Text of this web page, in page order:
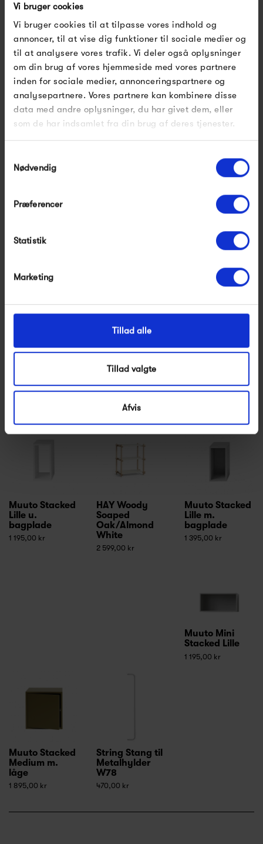
Vi bruger cookies
Vi bruger cookies til at tilpasse vores indhold og
annoncer, til at vise dig funktioner til sociale medier og
til at analysere vores trafik. Vi deler også oplysninger
om din brug af vores hjemmeside med vores partnere
inden for sociale medier, annonceringspartnere og
analysepartnere. Vores partnere kan kombinere disse
data med andre oplysninger, du har givet dem, eller
som de har indsamlet fra din brug af deres tjenester.
Nødvendig
Præferencer
Statistik
Marketing
Tillad alle
Tillad valgte
Afvis
Frama Rivet Shelf
6 800,00 kr
Frama Rivet Case
Relaterede produkter
Muuto Stacked
Lille u.
bagplade
1 195,00 kr
HAY Woody
Soaped
Oak/Almond
White
2 599,00 kr
Muuto Stacked
Lille m.
bagplade
1 395,00 kr
Muuto Mini
Stacked Lille
1 195,00 kr
Muuto Stacked
Medium m.
låge
1 895,00 kr
String Stang til
Metalhylder
W78
470,00 kr